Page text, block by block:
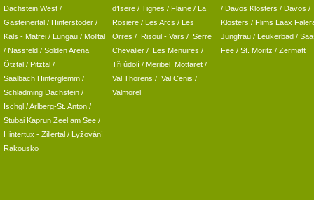
Dachstein West /
Gasteinertal / Hinterstoder /
Kals - Matrei / Lungau / Mölltal
/ Nassfeld / Sölden Arena
Ötztal / Pitztal /
Saalbach Hinterglemm /
Schladming Dachstein /
Ischgl /Arlberg-St. Anton /
Stubai Kaprun Zeel am See /
Hintertux - Zillertal / Lyžování
Rakousko
d’Isere / Tignes / Flaine / La
Rosiere / Les Arcs / Les
Orres / Risoul - Vars / Serre
Chevalier / Les Menuires /
Tři údolí / Meribel Mottaret /
Val Thorens / Val Cenis /
Valmorel
/ Davos Klosters / Davos /
Klosters / Flims Laax
Jungfrau / Leukerbad /
Fee / St. Moritz / Zermatt